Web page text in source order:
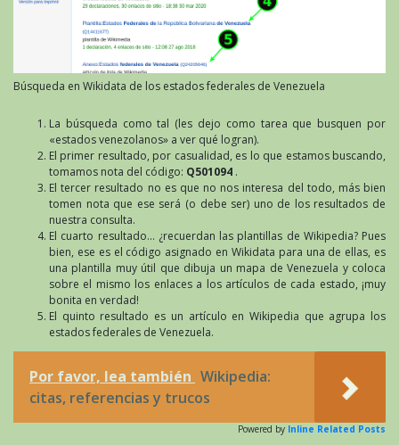
Búsqueda en Wikidata de los estados federales de Venezuela
La búsqueda como tal (les dejo como tarea que busquen por
«estados venezolanos» a ver qué logran).
El primer resultado, por casualidad, es lo que estamos buscando,
tomamos nota del código: Q501094 .
El tercer resultado no es que no nos interesa del todo, más bien
tomen nota que ese será (o debe ser) uno de los resultados de
nuestra consulta.
El cuarto resultado… ¿recuerdan las plantillas de Wikipedia? Pues
bien, ese es el código asignado en Wikidata para una de ellas, es
una plantilla muy útil que dibuja un mapa de Venezuela y coloca
sobre el mismo los enlaces a los artículos de cada estado, ¡muy
bonita en verdad!
El quinto resultado es un artículo en Wikipedia que agrupa los
estados federales de Venezuela.
Por favor, lea también Wikipedia:
citas, referencias y trucos
Powered by Inline Related Posts